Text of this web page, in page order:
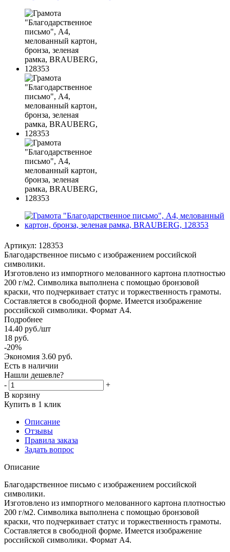
Артикул: 128353
Благодарственное письмо с изображением российской
символики.
Изготовлено из импортного мелованного картона плотностью
200 г/м2. Символика выполнена с помощью бронзовой
краски, что подчеркивает статус и торжественность грамоты.
Составляется в свободной форме. Имеется изображение
российской символики. Формат А4.
Подробнее
14.40 руб./шт
18 руб.
-20%
Экономия 3.60 руб.
Есть в наличии
Нашли дешевле?
-
+
В корзину
Купить в 1 клик
Описание
Отзывы
Правила заказа
Задать вопрос
Описание
Благодарственное письмо с изображением российской
символики.
Изготовлено из импортного мелованного картона плотностью
200 г/м2. Символика выполнена с помощью бронзовой
краски, что подчеркивает статус и торжественность грамоты.
Составляется в свободной форме. Имеется изображение
российской символики. Формат А4.